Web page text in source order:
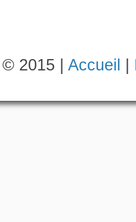
2015 | Accueil